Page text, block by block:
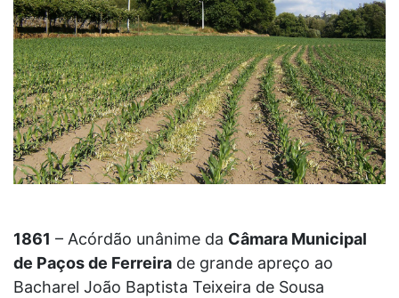
1861 – Acórdão unânime da Câmara Municipal
de Paços de Ferreira de grande apreço ao
Bacharel João Baptista Teixeira de Sousa